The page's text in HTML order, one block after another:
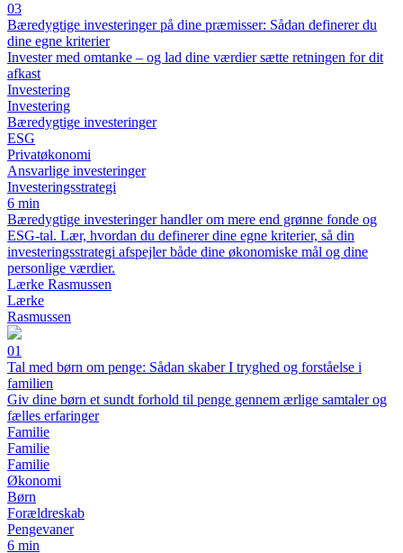
03
Bæredygtige investeringer på dine præmisser: Sådan definerer du
dine egne kriterier
Invester med omtanke – og lad dine værdier sætte retningen for dit
afkast
Investering
Investering
Bæredygtige investeringer
ESG
Privatøkonomi
Ansvarlige investeringer
Investeringsstrategi
6 min
Bæredygtige investeringer handler om mere end grønne fonde og
ESG-tal. Lær, hvordan du definerer dine egne kriterier, så din
investeringsstrategi afspejler både dine økonomiske mål og dine
personlige værdier.
Lærke Rasmussen
Lærke
Rasmussen
01
Tal med børn om penge: Sådan skaber I tryghed og forståelse i
familien
Giv dine børn et sundt forhold til penge gennem ærlige samtaler og
fælles erfaringer
Familie
Familie
Familie
Økonomi
Børn
Forældreskab
Pengevaner
6 min